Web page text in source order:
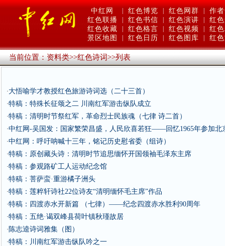
中红网 红色博览 红色网群
作
红色联播
红色书信 红色演讲
红
红色收藏
红色格言 红色视频
红
景区地图
红色日历 红色图库 红
当前位置：资料类>>红色诗词>>列表
·大悟喻学才教授红色旅游诗词选（二十三首）
·特稿：特殊长征颂之二 川南红军游击纵队成立
·特稿：清明时节祭红军，革命烈士民族魂（七律 诗二首）
·中红网-吴国发：国家繁荣昌盛，人民欣喜若狂——回忆1965年参加北
·中红网：呼吁呐喊十三年，铭记历史慰省委（组诗）
·特稿：原创藏头诗：清明时节追思缅怀开国领袖毛泽东主席
·特稿：参观路矿工人运动纪念馆
·特稿：菩萨蛮·重游橘子洲头
·特稿：莲粹轩诗社22位诗友“清明缅怀毛主席”作品
·特稿：四渡赤水开新篇 （七律）——纪念四渡赤水胜利90周年
·特稿：五绝·谒双峰县荷叶镇秋瑾故居
· 陈志逵诗词雅集（图）
·特稿：川南红军游击纵队吟之一